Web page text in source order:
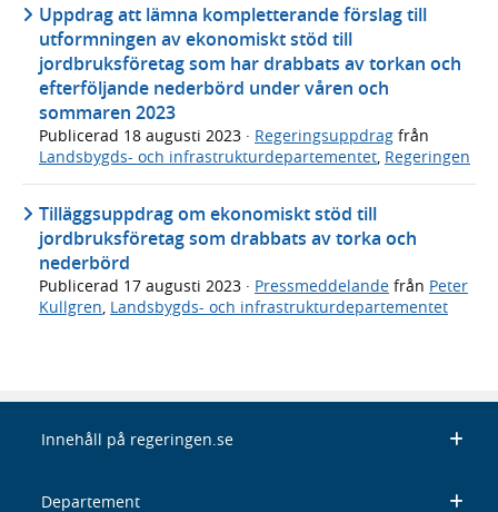
Uppdrag att lämna kompletterande förslag till
utformningen av ekonomiskt stöd till
jordbruksföretag som har drabbats av torkan och
efterföljande nederbörd under våren och
sommaren 2023
Publicerad 18 augusti 2023 · Regeringsuppdrag från
Landsbygds- och infrastrukturdepartementet Regeringen
Tilläggsuppdrag om ekonomiskt stöd till
jordbruksföretag som drabbats av torka och
nederbörd
Publicerad 17 augusti 2023 · Pressmeddelande från Peter
Kullgren, Landsbygds- och infrastrukturdepartementet
Innehåll på regeringen.se
Departement